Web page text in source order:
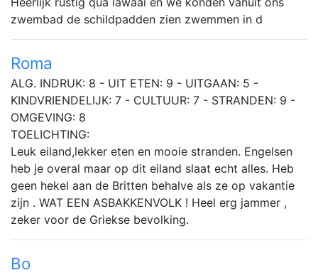
zwembad de schildpadden zien zwemmen in d
Roma
ALG. INDRUK: 8 - UIT ETEN: 9 - UITGAAN: 5 -
KINDVRIENDELIJK: 7 - CULTUUR: 7 - STRANDEN: 9 -
OMGEVING: 8
TOELICHTING:
Leuk eiland,lekker eten en mooie stranden. Engelsen
heb je overal maar op dit eiland slaat echt alles. Heb
geen hekel aan de Britten behalve als ze op vakantie
zijn . WAT EEN ASBAKKENVOLK ! Heel erg jammer ,
zeker voor de Griekse bevolking.
Bo